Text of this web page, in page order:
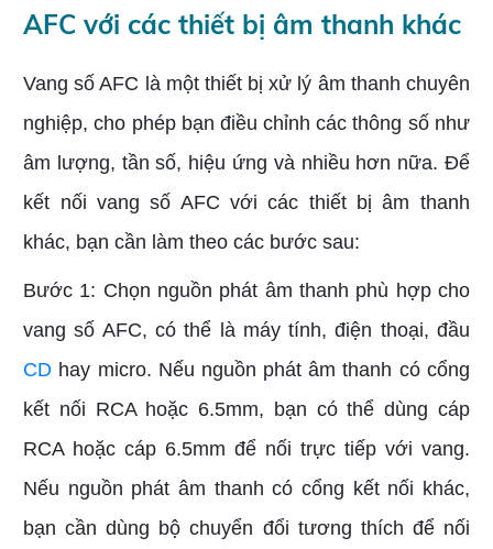
AFC với các thiết bị âm thanh khác
Vang số AFC là một thiết bị xử lý âm thanh chuyên
nghiệp, cho phép bạn điều chỉnh các thông số như
âm lượng, tần số, hiệu ứng và nhiều hơn nữa. Để
kết nối vang số AFC với các thiết bị âm thanh
khác, bạn cần làm theo các bước sau:
Bước 1: Chọn nguồn phát âm thanh phù hợp cho
vang số AFC, có thể là máy tính, điện thoại, đầu
CD hay micro. Nếu nguồn phát âm thanh có cổng
kết nối RCA hoặc 6.5mm, bạn có thể dùng cáp
RCA hoặc cáp 6.5mm để nối trực tiếp với vang.
Nếu nguồn phát âm thanh có cổng kết nối khác,
bạn cần dùng bộ chuyển đổi tương thích để nối